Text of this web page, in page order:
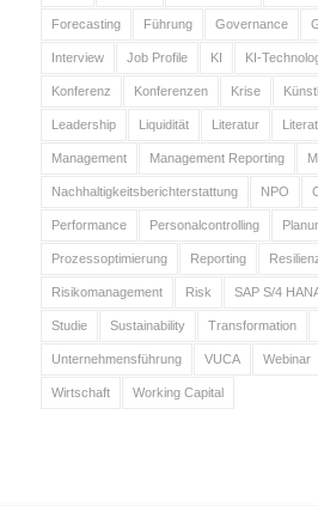
Forecasting Führung Governance
Interview Job Profile KI KI-
Konferenz Konferenzen Krise
Leadership Liquidität Literatur
Management Management Reporting
Nachhaltigkeitsberichterstattung NPO
Performance Personalcontrolling
Prozessoptimierung Reporting
Risikomanagement Risk SAP S/4
Studie Sustainability Transformation
Unternehmensführung VUCA Webinar
Wirtschaft Working Capital